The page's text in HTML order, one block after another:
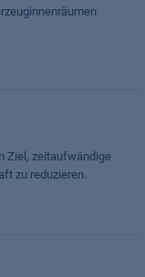
Ziel, zeitaufwändige
zu reduzieren.